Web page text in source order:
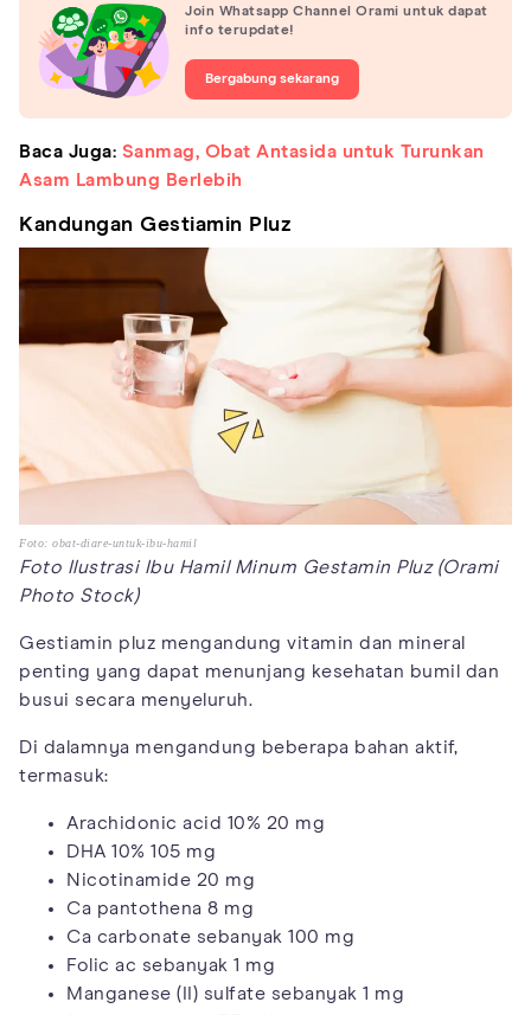
Join Whatsapp Channel Orami untuk dapat
info terupdate!
Bergabung sekarang
Baca Juga: Sanmag, Obat Antasida untuk Turunkan
Asam Lambung Berlebih
Kandungan Gestiamin Pluz
Foto: obat-diare-untuk-ibu-hamil
Foto Ilustrasi Ibu Hamil Minum Gestamin Pluz (Orami
Photo Stock)
Gestiamin pluz mengandung vitamin dan mineral
penting yang dapat menunjang kesehatan bumil dan
busui secara menyeluruh.
Di dalamnya mengandung beberapa bahan aktif,
termasuk:
Arachidonic acid 10% 20 mg
DHA 10% 105 mg
Nicotinamide 20 mg
Ca pantothena 8 mg
Ca carbonate sebanyak 100 mg
Folic ac sebanyak 1 mg
Manganese (II) sulfate sebanyak 1 mg